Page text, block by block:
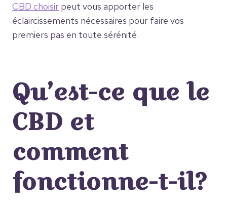
CBD choisir peut vous apporter les
éclaircissements nécessaires pour faire vos
premiers pas en toute sérénité.
Qu’est-ce que le
CBD et
comment
fonctionne-t-il?